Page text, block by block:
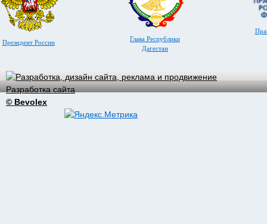
Президент России
Глава Республики
Дагестан
Разработка сайта
© Bevolex